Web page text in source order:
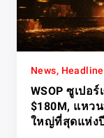
News,
WSOP ซูเปอ
$180M, แหว
ใหญ่ที่สุดแห่ง